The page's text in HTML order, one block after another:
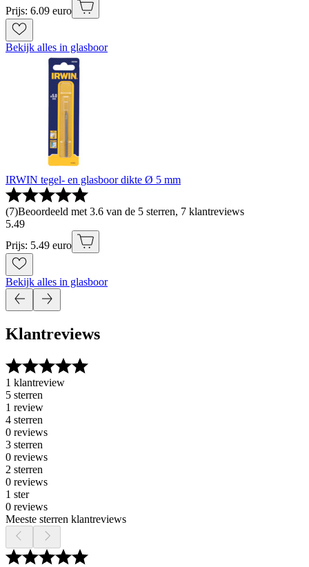
Prijs: 6.09 euro
Bekijk alles in glasboor
IRWIN tegel- en glasboor dikte Ø 5 mm
(7)Beoordeeld met 3.6 van de 5 sterren, 7 klantreviews
5.49
Prijs: 5.49 euro
Bekijk alles in glasboor
Klantreviews
1 klantreview
5 sterren
1 review
4 sterren
0 reviews
3 sterren
0 reviews
2 sterren
0 reviews
1 ster
0 reviews
Meeste sterren klantreviews